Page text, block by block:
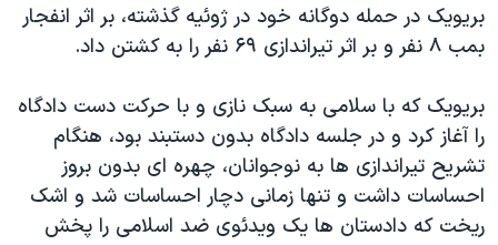
بریویک در حمله دوگانه خود در ژوئیه گذشته، بر اثر انفجار
بمب ۸ نفر و بر اثر تیراندازی ۶۹ نفر را به کشتن داد.
بریویک که با سلامی به سبک نازی و با حرکت دست دادگاه
را آغاز کرد و در جلسه دادگاه بدون دستبند بود، هنگام
تشریح تیراندازی ها به نوجوانان، چهره ای بدون بروز
احساسات داشت و تنها زمانی دچار احساسات شد و اشک
ریخت که دادستان ها یک ویدئوی ضد اسلامی را پخش